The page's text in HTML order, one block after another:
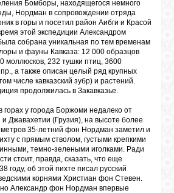
Бомборы, находящегося немного
Нордман в сопровождении отряда
в горы и посетил район Аибги и Красой
этой экспедиции Александром
собрана уникальная по тем временам
и фауны Кавказа: 12 000 образцов
моллюсков, 232 тушки птиц, 3600
а также описан целый ряд крупных
числе кавказский зубр) и растений.
продолжилась в Закавказье.
горах у города Боржоми недалеко от
и Джавахетии (Грузия), на высоте более
35-летний фон Нордман заметил и
с прямым стволом, густыми крепкими
темно-зелеными иголками. Ради
стоит, правда, сказать, что еще
году, об этой пихте писал русский
корнями Христиан фон Стевен.
Александр фон Нордман впервые